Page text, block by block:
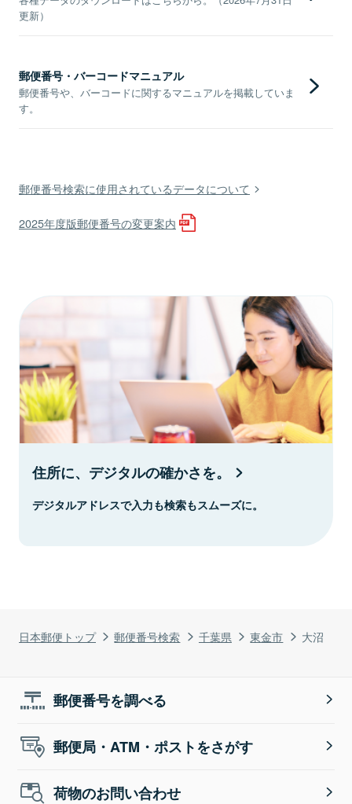
日本郵便トップ 郵便番号検索 千葉県 東金市 大沼
更新）
郵便番号・バーコードマニュアル
郵便番号や、バーコードに関するマニュアルを掲載していま
す。
郵便番号検索に使用されているデータについて
2025年度版郵便番号の変更案内
住所に、デジタルの確かさを。
デジタルアドレスで入力も検索もスムーズに。
郵便番号を調べる
郵便局・ATM・ポストをさがす
荷物のお問い合わせ